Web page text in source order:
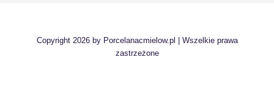
Copyright 2026 by Porcelanacmielow.pl
| Wszelkie prawa
zastrzeżone